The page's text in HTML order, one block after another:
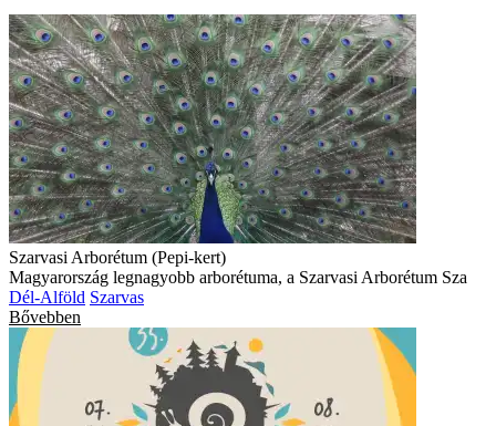
Szarvasi Arborétum (Pepi-kert)
Magyarország legnagyobb arborétuma, a Szarvasi Arborétum Sza
Dél-Alföld Szarvas
Bővebben